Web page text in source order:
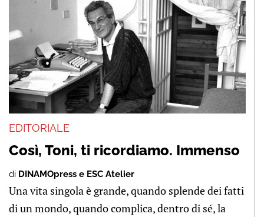
EDITORIALE
Così, Toni, ti ricordiamo. Immenso
di DINAMOpress e ESC Atelier
Una vita singola è grande, quando splende dei fatti
di un mondo, quando complica, dentro di sé, la